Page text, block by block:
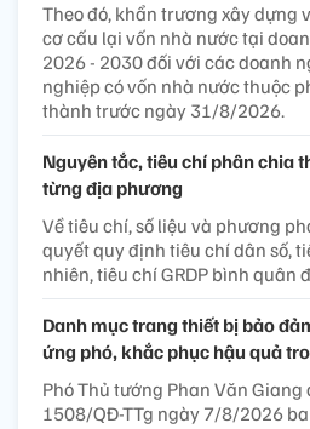
Theo đó, khẩn trương xây dựng
cơ cấu lại vốn nhà nước tại
2026 - 2030 đối với các doanh
nghiệp có vốn nhà nước thuộc
thành trước ngày 31/8/2026.
Nguyên tắc, tiêu chí phân chia
từng địa phương
Về tiêu chí, số liệu và phương
quyết quy định tiêu chí dân số,
nhiên, tiêu chí GRDP bình quân
Danh mục trang thiết bị bảo
ứng phó, khắc phục hậu quả
Phó Thủ tướng Phan Văn Giang
1508/QĐ-TTg ngày 7/8/2026